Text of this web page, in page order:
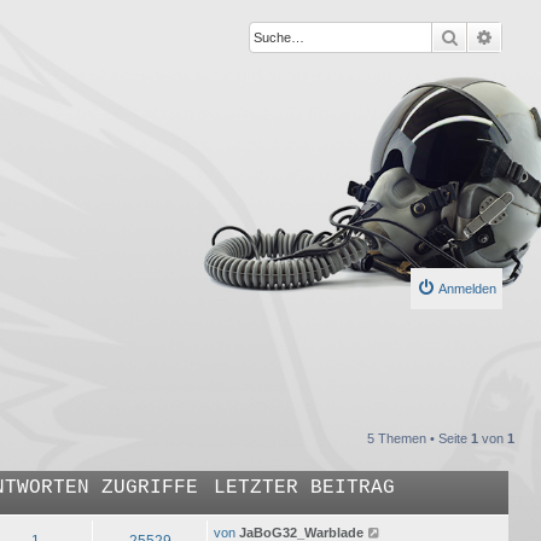
Suche
Anmelden
5 Themen • Seite 1 von 1
ZUGRIFFE LETZTER BEITRAG
von JaBoG32_Warblade